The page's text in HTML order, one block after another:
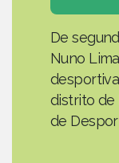
De
Nuno
distrito de
de